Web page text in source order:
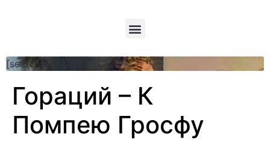
[searchform]
Гораций – К
Помпею Гросфу